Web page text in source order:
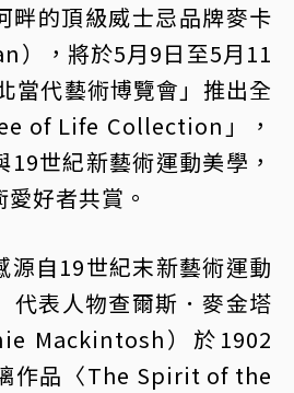
畔的頂級威士忌品牌麥卡
），將於5月9日至5月11
當代藝術博覽會」推出全
of Life Collection」，
世紀新藝術運動美學，
好者共賞。
源自19世紀末新藝術運動
代表人物查爾斯．麥金塔
Mackintosh）於1902
作品〈The Spirit of the